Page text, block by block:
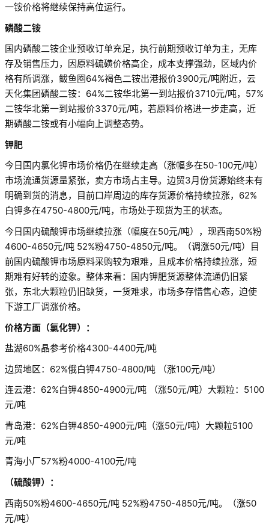
一铵价格将继续保持高位运行。
磷酸二铵
国内磷酸二铵企业预收订单充足，执行前期预收订单为主，无库
存及销售压力，因原料硫磺价格高企，成本支撑强劲，区域内价
格有所调涨，鲅鱼圈64%褐色二铵出港报价3900元/吨附近，云
天化集团磷酸二铵：64%二铵华北第一到站报价3710元/吨，57%
二铵华北第一到站报价3370元/吨，若原料价格进一步走高，近
期磷酸二铵或有小幅向上调整态势。
钾肥
今日国内氯化钾市场价格仍在继续走高（涨幅多在50-100元/吨）
市场流通货源量紧张，卖方市场占主导。边贸3月份货源始终未有
明确到货的消息，目前口岸周边的库存货源价格持续拉涨，62%
白钾多在4750-4800元/吨，市场处于现货为王的状态。
今日国内硫酸钾市场继续拉涨（幅度在50元/吨），现西南50%粉
4600-4650元/吨 52%粉4750-4850元/吨。（调涨50元/吨）目
前国内硫酸钾市场原料采购较为艰难，且成本价格持续拉涨，短
期难有好转的迹象。整体来看：国内钾肥货源整体流通仍旧紧
张，东北大颗粒仍旧缺货，一货难求，市场多存惜售心态，迫使
下游工厂调涨价格。
价格方面（氯化钾）：
盐湖60%晶参考价格4300-4400元/吨
边贸地区：62%俄白钾4750-4800/吨 （涨100元/吨）
连云港：62%白钾4850-4900元/吨 （涨50元/吨）大颗粒：5100
元/吨
青岛港：62%白钾4850-4900元/吨（涨50元/吨）大颗粒5100
元/吨
青海小厂57%粉4000-4100元/吨
（硫酸钾）：
西南50%粉4600-4650元/吨 52%粉4750-4850元/吨。（涨50
元/吨）